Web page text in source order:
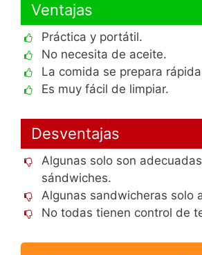
Ventajas
Práctica y portátil.
No necesita de aceite.
La comida se prepara
Es muy fácil de limpiar.
Desventajas
Algunas solo son
sándwiches.
Algunas sandwicheras solo
No todas tienen control de